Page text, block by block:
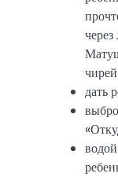
дать